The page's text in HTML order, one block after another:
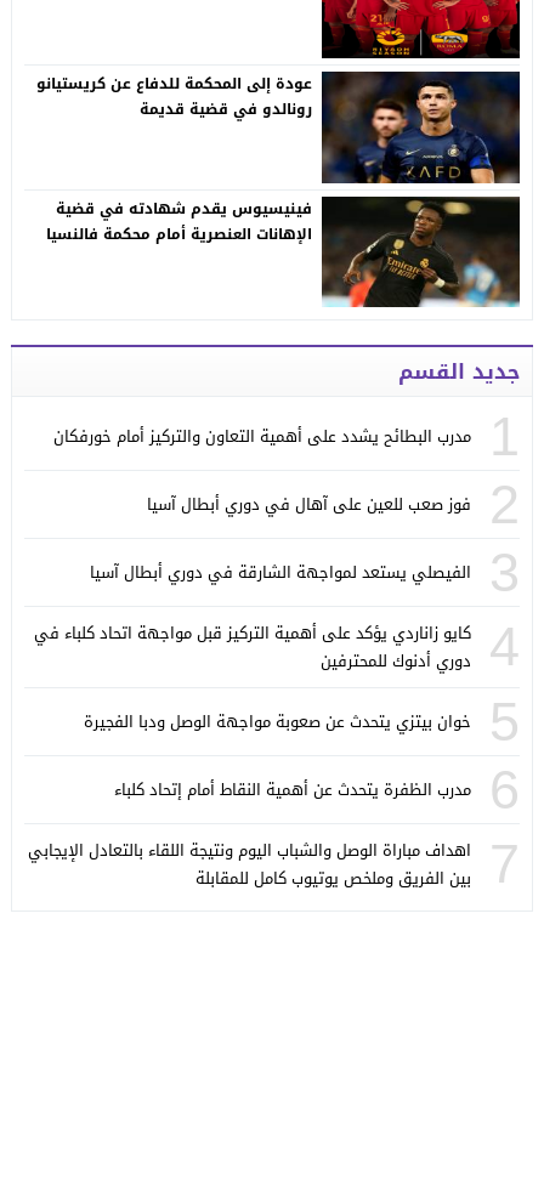
عودة إلى المحكمة للدفاع عن كريستيانو
رونالدو في قضية قديمة
فينيسيوس يقدم شهادته في قضية
الإهانات العنصرية أمام محكمة فالنسيا
جديد القسم
1 مدرب البطائح يشدد على أهمية التعاون والتركيز أمام خورفكان
2 فوز صعب للعين على آهال في دوري أبطال آسيا
3 الفيصلي يستعد لمواجهة الشارقة في دوري أبطال آسيا
4
كايو زاناردي يؤكد على أهمية التركيز قبل مواجهة اتحاد كلباء في
دوري أدنوك للمحترفين
5 خوان بيتزي يتحدث عن صعوبة مواجهة الوصل ودبا الفجيرة
6 مدرب الظفرة يتحدث عن أهمية النقاط أمام إتحاد كلباء
7
اهداف مباراة الوصل والشباب اليوم ونتيجة اللقاء بالتعادل الإيجابي
بين الفريق وملخص يوتيوب كامل للمقابلة